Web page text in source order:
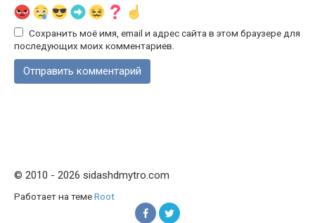
Сохранить моё имя, email и адрес сайта в этом браузере для
последующих моих комментариев.
© 2010 - 2026 sidashdmytro.com
Работает на темеRoot